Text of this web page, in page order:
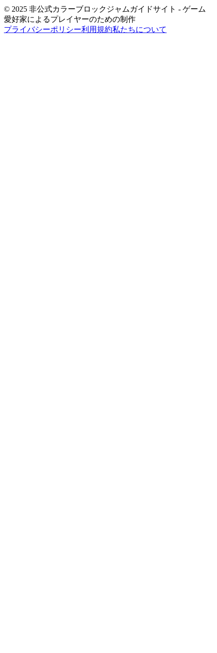
© 2025 非公式カラーブロックジャムガイドサイト - ゲーム
愛好家によるプレイヤーのための制作
プライバシーポリシー利用規約私たちについて